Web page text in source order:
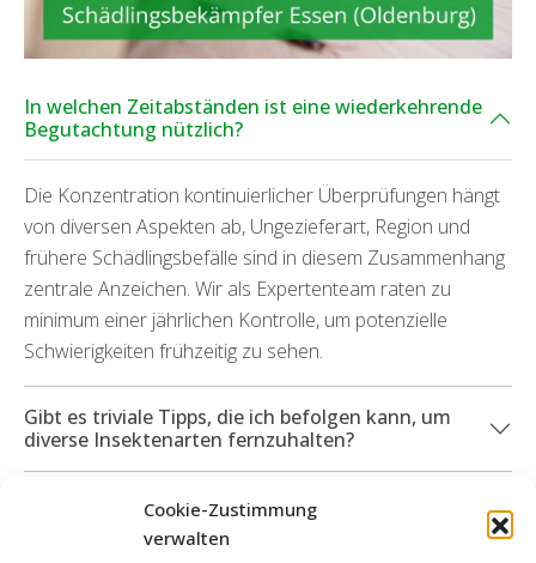
Cookie-Zustimmung
verwalten
In welchen Zeitabständen ist eine wiederkehrende
Begutachtung nützlich?
Die Konzentration kontinuierlicher Überprüfungen hängt
von diversen Aspekten ab, Ungezieferart, Region und
frühere Schädlingsbefälle sind in diesem Zusammenhang
zentrale Anzeichen. Wir als Expertenteam raten zu
minimum einer jährlichen Kontrolle, um potenzielle
Schwierigkeiten frühzeitig zu sehen.
Gibt es triviale Tipps, die ich befolgen kann, um
diverse Insektenarten fernzuhalten?
Welche Dienstleistungsangebote kann ich in
Anspruch nehmen, wenn durch die Ungeziefer
Sachschäden entstanden sind?